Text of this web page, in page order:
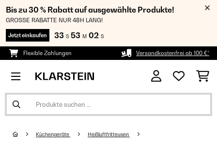
Bis zu 30 % Rabatt auf ausgewählte Produkte!
GROSSE RABATTE NUR 48H LANG!
Jetzt einkaufen 33 S 53 M 02 S
Flexible Zahlungen Versandkostenfrei ab 100 €*
Küchengeräte Heißluftfritteusen